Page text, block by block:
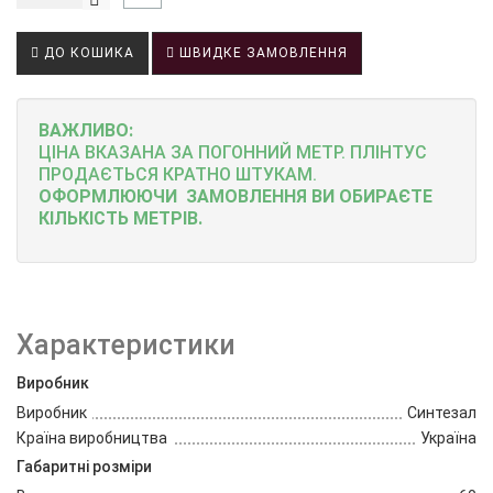
ДО КОШИКА ШВИДКЕ ЗАМОВЛЕННЯ
ВАЖЛИВО:
ЦІНА ВКАЗАНА ЗА ПОГОННИЙ МЕТР. ПЛІНТУС
ПРОДАЄТЬСЯ КРАТНО ШТУКАМ.
ОФОРМЛЮЮЧИ ЗАМОВЛЕННЯ ВИ ОБИРАЄТЕ
КІЛЬКІСТЬ МЕТРІВ.
Характеристики
Виробник
Виробник
Синтезал
Країна виробництва
Україна
Габаритні розміри